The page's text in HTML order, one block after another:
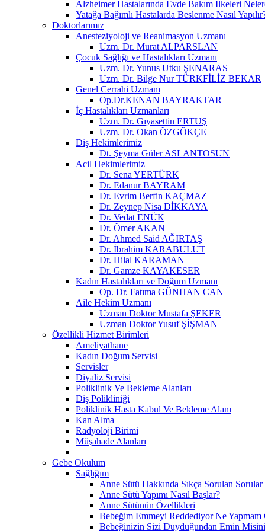
Alzheimer Hastalarında Evde Bakım İlkeleri
Yatağa Bağımlı Hastalarda Beslenme Nasıl
Doktorlarımız
Anesteziyoloji ve Reanimasyon Uzmanı
Uzm. Dr. Murat ALPARSLAN
Çocuk Sağlığı ve Hastalıkları Uzmanı
Uzm. Dr. Yunus Utku ŞENARAS
Uzm. Dr. Bilge Nur TÜRKFİLİZ BEKAR
Genel Cerrahi Uzmanı
Op.Dr.KENAN BAYRAKTAR
İç Hastalıkları Uzmanları
Uzm. Dr. Gıyasettin ERTUŞ
Uzm. Dr. Okan ÖZGÖKÇE
Diş Hekimlerimiz
Dt. Şeyma Güler ASLANTOSUN
Acil Hekimlerimiz
Dr. Sena YERTÜRK
Dr. Edanur BAYRAM
Dr. Evrim Berfin KAÇMAZ
Dr. Zeynep Nisa DİKKAYA
Dr. Vedat ENÜK
Dr. Ömer AKAN
Dr. Ahmed Said AĞIRTAŞ
Dr. İbrahim KARABULUT
Dr. Hilal KARAMAN
Dr. Gamze KAYAKESER
Kadın Hastalıkları ve Doğum Uzmanı
Op. Dr. Fatıma GÜNHAN CAN
Aile Hekim Uzmanı
Uzman Doktor Mustafa ŞEKER
Uzman Doktor Yusuf ŞİŞMAN
Özellikli Hizmet Birimleri
Ameliyathane
Kadın Doğum Servisi
Servisler
Diyaliz Servisi
Poliklinik Ve Bekleme Alanları
Diş Polikliniği
Poliklinik Hasta Kabul Ve Bekleme Alanı
Kan Alma
Radyoloji Birimi
Müşahade Alanları
Gebe Okulum
Sağlığım
Anne Sütü Hakkında Sıkça Sorulan Sorular
Anne Sütü Yapımı Nasıl Başlar?
Anne Sütünün Özellikleri
Bebeğim Emmeyi Reddediyor Ne Yapmam
Bebeğinizin Sizi Duyduğundan Emin